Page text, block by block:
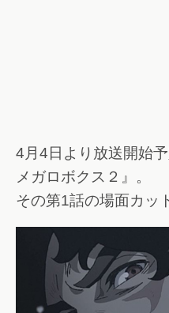
4月4日より放送開始
メガロボクス２』。
その第1話の場面カッ